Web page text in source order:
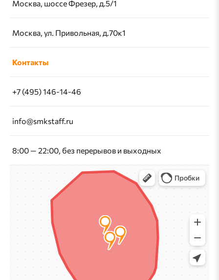
Москва, шоссе Фрезер, д.5/1
Москва, ул. Привольная, д.70к1
Контакты
+7 (495) 146-14-46
info@smkstaff.ru
8:00 — 22:00, без перерывов и выходных